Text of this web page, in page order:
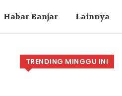
Habar Banjar Lainnya
TRENDING MINGGU INI